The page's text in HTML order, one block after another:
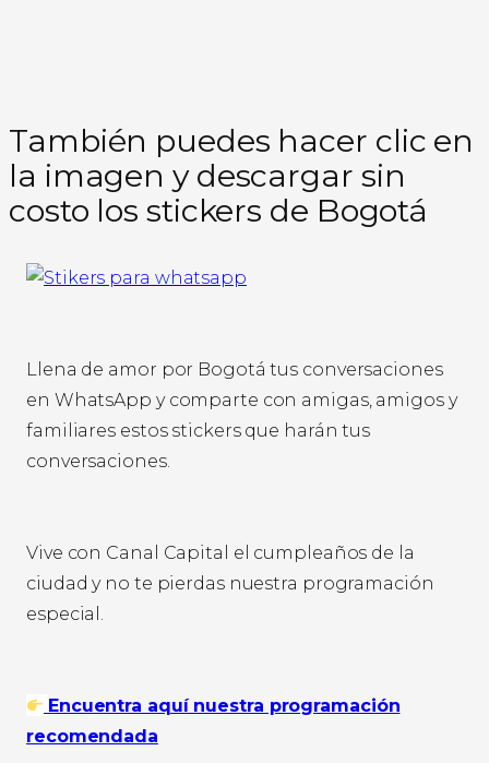
También puedes hacer clic en
la imagen y descargar sin
costo los stickers de Bogotá
Llena de amor por Bogotá tus conversaciones
en WhatsApp y comparte con amigas, amigos y
familiares estos stickers que harán tus
conversaciones.
Vive con Canal Capital el cumpleaños de la
ciudad y no te pierdas nuestra programación
especial.
Encuentra aquí nuestra programación
recomendada